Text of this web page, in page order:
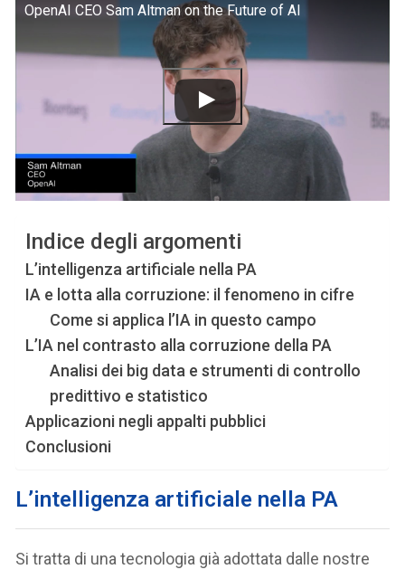
OpenAI CEO Sam Altman on the Future of AI
Indice degli argomenti
L’intelligenza artificiale nella PA
IA e lotta alla corruzione: il fenomeno in cifre
Come si applica l’IA in questo campo
L’IA nel contrasto alla corruzione della PA
Analisi dei big data e strumenti di controllo
predittivo e statistico
Applicazioni negli appalti pubblici
Conclusioni
L’intelligenza artificiale nella PA
Si tratta di una tecnologia già adottata dalle nostre